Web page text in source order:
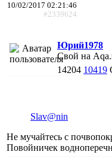
10/02/2017 02:21:46
#2339624
Юрий1978
Свой на
14204 10419
Slav@nin
Не мучайтесь с
Повойничек